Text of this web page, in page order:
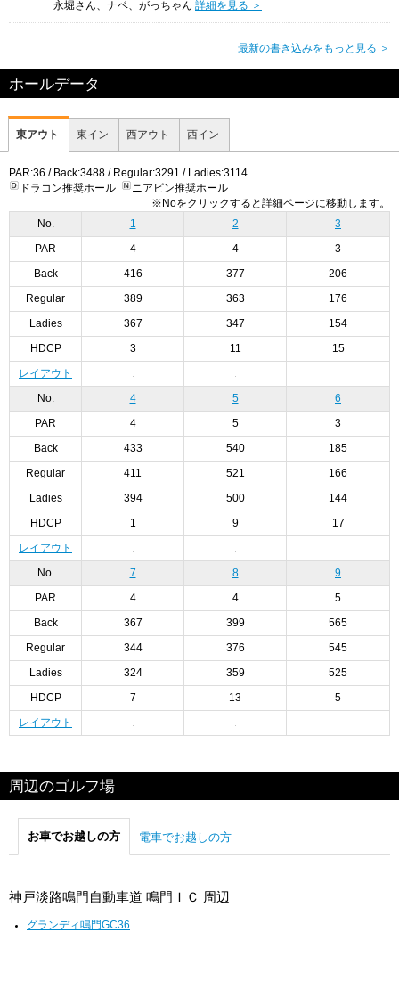
永堀さん、ナベ、がっちゃん 詳細を見る ＞
最新の書き込みをもっと見る ＞
ホールデータ
東アウト 東イン 西アウト 西イン
PAR:36 / Back:3488 / Regular:3291 / Ladies:3114
ドラコン推奨ホール
ニアピン推奨ホール
※Noをクリックすると詳細ページに移動します。
No.
1 2 3
PAR 4 4 3
Back 416 377 206
Regular 389 363 176
Ladies 367 347 154
HDCP 3 11 15
レイアウト
No. 4 5 6
PAR 4 5 3
Back 433 540 185
Regular 411 521 166
Ladies 394 500 144
HDCP 1 9 17
レイアウト
No. 7 8 9
PAR 4 4 5
Back 367 399 565
Regular 344 376 545
Ladies 324 359 525
HDCP 7 13 5
レイアウト
周辺のゴルフ場
お車でお越しの方 電車でお越しの方
神戸淡路鳴門自動車道 鳴門ＩＣ 周辺
グランディ鳴門GC36